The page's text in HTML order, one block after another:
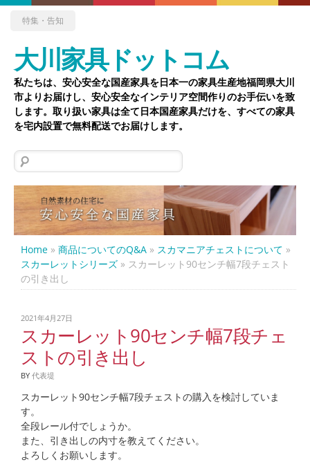
特集・告知
大川家具ドットコム
私たちは、安心安全な国産家具を日本一の家具生産地福岡県大川
市よりお届けし、安心安全なインテリア空間作りのお手伝いを致
します。取り扱い家具は全て日本国産家具だけを、すべての家具
を宅内設置で無料配送でお届けします。
検
索:
Home » 商品についてのQ&A » スカマニアチェストについて »
スカーレットシリーズ » スカーレット90センチ幅7段チェスト
の引き出し
2021年4月27日
スカーレット90センチ幅7段チェ
ストの引き出し
BY 代表堤
スカーレット90センチ幅7段チェストの購入を検討していま
す。
全段レール付でしょうか。
また、引き出しの内寸を教えてください。
よろしくお願いします。